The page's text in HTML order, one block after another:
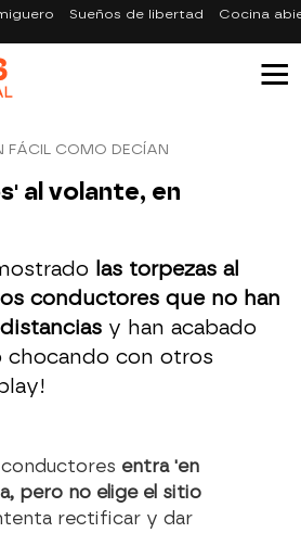
Sueños de libertad Cocina
FÁCIL COMO DECÍAN
al volante, en
las torpezas al
conductores que no han
y han acabado
chocando con otros
entra 'en
pero no elige el sitio
rectificar y dar